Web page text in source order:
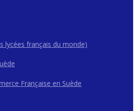
lycées français du monde)
Française en Suède